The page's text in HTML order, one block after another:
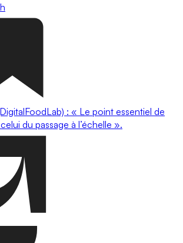
: « Le point essentiel de
du passage à l’échelle ».